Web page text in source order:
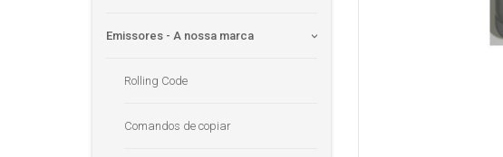
Emissores - A nossa marca
Rolling Code
Comandos de copiar